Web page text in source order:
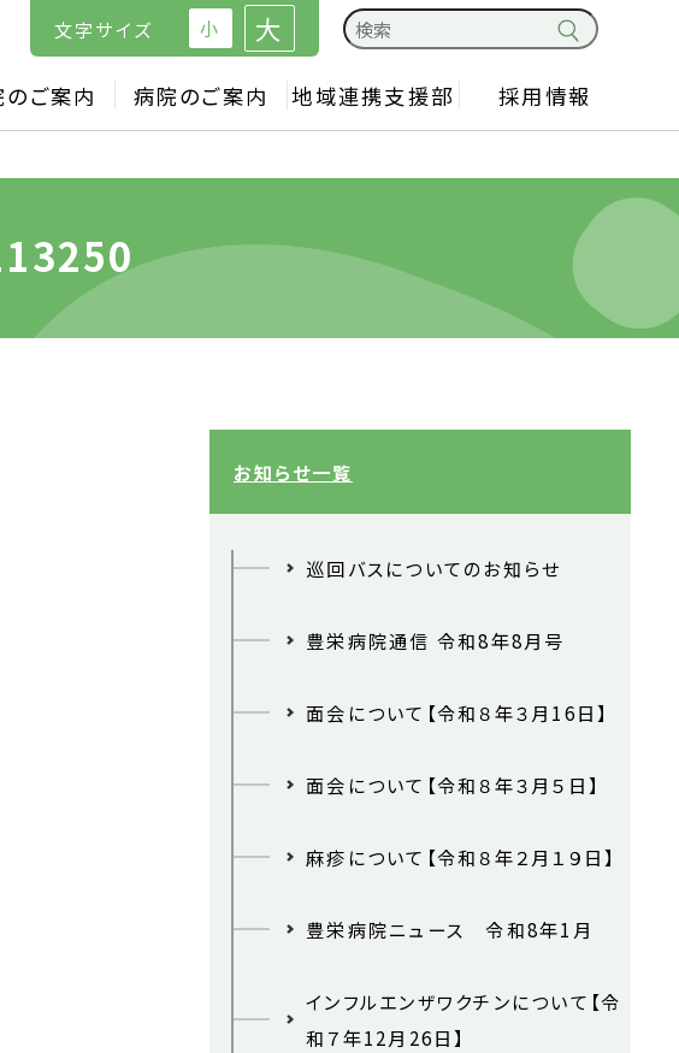
文字サイズ 小 大
のご案内 病院のご案内 地域連携支援部 採用情報
お知らせ一覧
巡回バスについてのお知らせ
豊栄病院通信 令和8年8月号
面会について【令和８年３月16日】
面会について【令和８年３月５日】
麻疹について【令和８年２月１９日】
豊栄病院ニュース 令和8年1月
インフルエンザワクチンについて【令
和７年12月26日】